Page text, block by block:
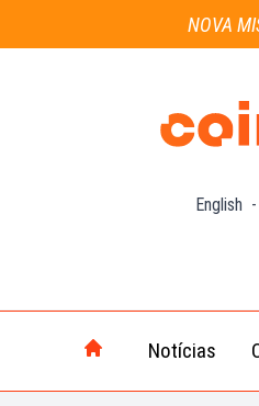
NOVA
English -
Notícias